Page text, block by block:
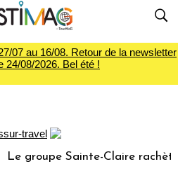
07 au 16/08. Retour de la newsletter
24/08/2026. Bel été !
Le groupe Sainte-Claire rachète